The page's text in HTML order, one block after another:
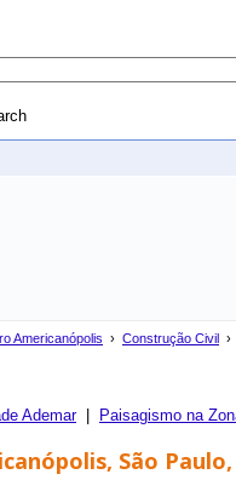
Americanópolis › Construção Civil
Ademar| Paisagismo na
São Paulo,